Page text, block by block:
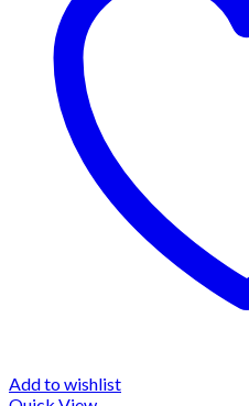
Add to wishlist